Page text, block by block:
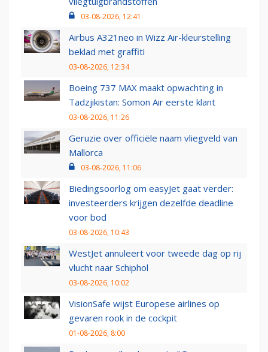
03-08-2026, 12:41
Airbus A321neo in Wizz Air-kleurstelling
beklad met graffiti
03-08-2026, 12:34
Boeing 737 MAX maakt opwachting in
Tadzjikistan: Somon Air eerste klant
03-08-2026, 11:26
Geruzie over officiële naam vliegveld van
Mallorca
03-08-2026, 11:06
Biedingsoorlog om easyJet gaat verder:
investeerders krijgen dezelfde deadline
voor bod
03-08-2026, 10:43
WestJet annuleert voor tweede dag op rij
vlucht naar Schiphol
03-08-2026, 10:02
VisionSafe wijst Europese airlines op
gevaren rook in de cockpit
01-08-2026, 8:00